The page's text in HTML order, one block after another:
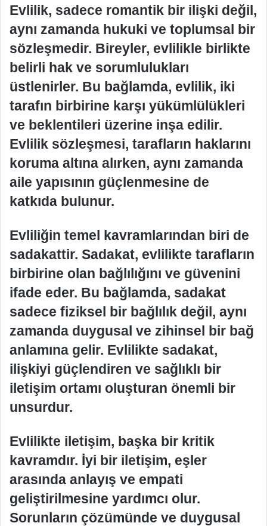
Evlilik, sadece romantik bir ilişki değil,
aynı zamanda hukuki ve toplumsal bir
sözleşmedir. Bireyler, evlilikle birlikte
belirli hak ve sorumlulukları
üstlenirler. Bu bağlamda, evlilik, iki
tarafın birbirine karşı yükümlülükleri
ve beklentileri üzerine inşa edilir.
Evlilik sözleşmesi, tarafların haklarını
koruma altına alırken, aynı zamanda
aile yapısının güçlenmesine de
katkıda bulunur.
Evliliğin temel kavramlarından biri de
sadakattir. Sadakat, evlilikte tarafların
birbirine olan bağlılığını ve güvenini
ifade eder. Bu bağlamda, sadakat
sadece fiziksel bir bağlılık değil, aynı
zamanda duygusal ve zihinsel bir bağ
anlamına gelir. Evlilikte sadakat,
ilişkiyi güçlendiren ve sağlıklı bir
iletişim ortamı oluşturan önemli bir
unsurdur.
Evlilikte iletişim, başka bir kritik
kavramdır. İyi bir iletişim, eşler
arasında anlayış ve empati
geliştirilmesine yardımcı olur.
Sorunların çözümünde ve duygusal